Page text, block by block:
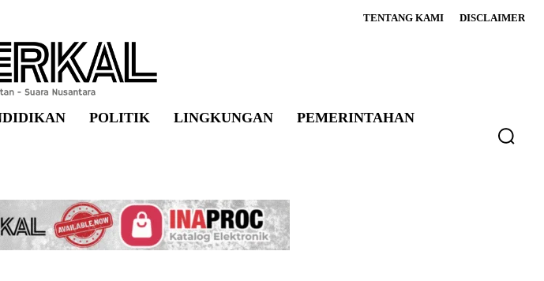
TENTANG KAMI DISCLAIMER
POLITIK LINGKUNGAN PEMERINTAHAN